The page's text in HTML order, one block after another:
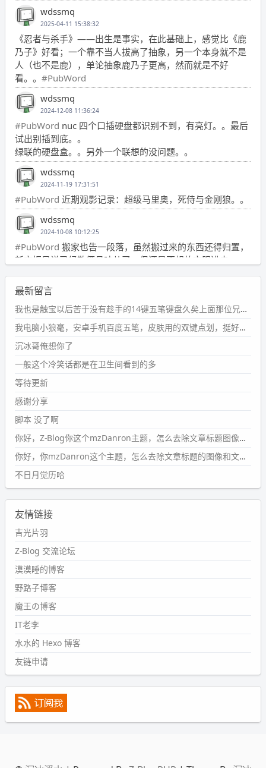
wdssmq
2025-04-11 15:38:32
《忍者与杀手》——出生是事实，在此基础上，感觉比《鹿
乃子》好看；一个靠不当人拔高了抽象，另一个本身就不是
人（也不是鹿），单论抽象鹿乃子更高，然而就是不好
看。。 #PubWord
wdssmq
2024-12-08 11:36:24
#PubWord nuc 四个口插硬盘都识别不到，有亮灯。。最后
试出别插到底。。
绿联的硬盘盒。。另外一个联想的没问题。。
wdssmq
2024-11-19 17:31:51
#PubWord 近期观影记录：超级马里奥，死侍与金刚狼。。
wdssmq
2024-10-08 10:12:25
#PubWord 搬家也告一段落，虽然搬过来的东西还得归置，
新衣柜虽说已经散俩月味儿了，但还是不想放衣服进去。
wdssmq
2024-09-23 21:00:49
#PubWord要不我每年汇总整理一次？？碎雨集_沉冰浮水_
第1页https://www.wdssmq.com/tag/%E7%A2%8E%E9%9
B%A8%E9%9B%86/
wdssmq
2024-09-23 20:58:40
#PubWord
条嘟？？？？
wdssmq
2024-09-15 10:32:07
#PubWordVSCode 内 git 操作卡住的时候没办法主动取消
一直是个痛点，一般都是推送或拉取，今天连提交都卡
了。。
wdssmq
2024-09-11 08:45:43
#PubWord
然后天凉了，为了应对踢被子买了睡袋，不知道 1.2 米会不
会略窄。。
wdssmq
2024-09-09 19:43:00
#PubWord
表，21 年 11 月底发现 B 站上线了这部，直到前几天才看
完，还是分两次看的。。接下来有五项是 2019 年的，都是
电影 —— 略长的待办列表。。
最新留言
我也是触宝以后苦于没有趁手的14键五笔键盘久矣上面那位兄台用的百度双键点划布局我也用过很久，那个皮肤做得很粗糙，个别键位的触发区域是错位的，快速打字时很容易出错，修改它的皮肤文件校正后勉强能用，但早年出的皮肤分辨率太低，实在谈不上美观。百度小米定制版的商店里有一个"小黑板"皮肤还不错(百度官方输入法商店里没有)，但那个风格我不喜欢这两天找到了一个叫"森林集"的公众号，开发了海量的皮肤，很多都有14键版本，付费但很便宜，几块钱，终于有自己满意的输入法了搜了一下，这个工作室还是百度的官方合作伙伴，不知道为什么14键作品都不在官方商店上架，难道是百度官方在刻意放弃14键？
我电脑小狼毫，安卓手机百度五笔，皮肤用的双键点划，挺好的。
沉冰哥俺想你了
一般这个冷笑话都是在卫生间看到的多
等待更新
感谢分享
脚本 没了啊
你好，Z-Blog你这个mzDanron主题，怎么去除文章标题图像和文章摘要，仅显示标题，感谢回复！
你好，你mzDanron这个主题，怎么去除文章标题的图像和文章摘要！仅显示标题，感谢回复解决！
不日月觉历哈
友情链接
吉光片羽
Z-Blog 交流论坛
漠漠睡的博客
野路子博客
魔王の博客
IT老李
水水的 Hexo 博客
友链申请